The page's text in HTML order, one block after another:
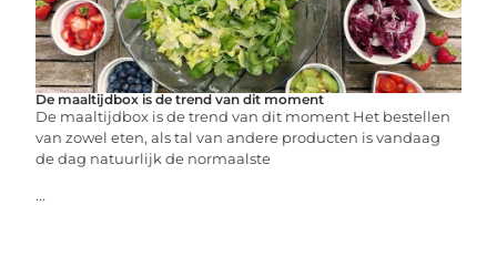
De maaltijdbox is de trend van dit moment
De maaltijdbox is de trend van dit moment Het bestellen
van zowel eten, als tal van andere producten is vandaag
de dag natuurlijk de normaalste
...